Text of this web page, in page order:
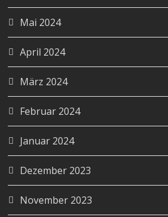
Mai 2024
April 2024
März 2024
Februar 2024
Januar 2024
Dezember 2023
November 2023